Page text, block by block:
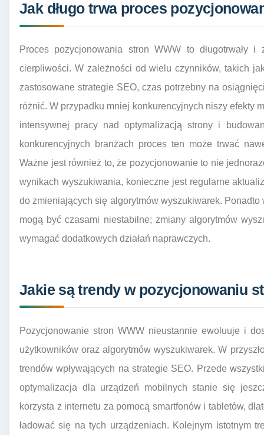
Jak długo trwa proces
Proces pozycjonowania stron WWW to długotrwały
cierpliwości. W zależności od wielu czynników, takich
zastosowane strategie SEO, czas potrzebny na
różnić. W przypadku mniej konkurencyjnych niszy efekty
intensywnej pracy nad optymalizacją strony i
konkurencyjnych branżach proces ten może trwać
Ważne jest również to, że pozycjonowanie to nie
wynikach wyszukiwania, konieczne jest regularne
do zmieniających się algorytmów wyszukiwarek. Ponadto
mogą być czasami niestabilne; zmiany algorytmów
wymagać dodatkowych działań naprawczych.
Jakie są trendy w pozycjonowaniu
Pozycjonowanie stron WWW nieustannie ewoluuje i
użytkowników oraz algorytmów wyszukiwarek. W
trendów wpływających na strategie SEO. Przede
optymalizacja dla urządzeń mobilnych stanie się
korzysta z internetu za pomocą smartfonów i tabletów,
ładować się na tych urządzeniach. Kolejnym istotnym